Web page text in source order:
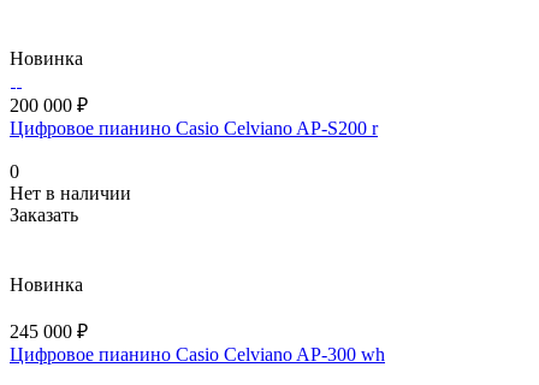
Новинка
200 000 ₽
Цифровое пианино Casio Celviano AP-S200 r
0
Нет в наличии
Заказать
Новинка
245 000 ₽
Цифровое пианино Casio Celviano AP-300 wh